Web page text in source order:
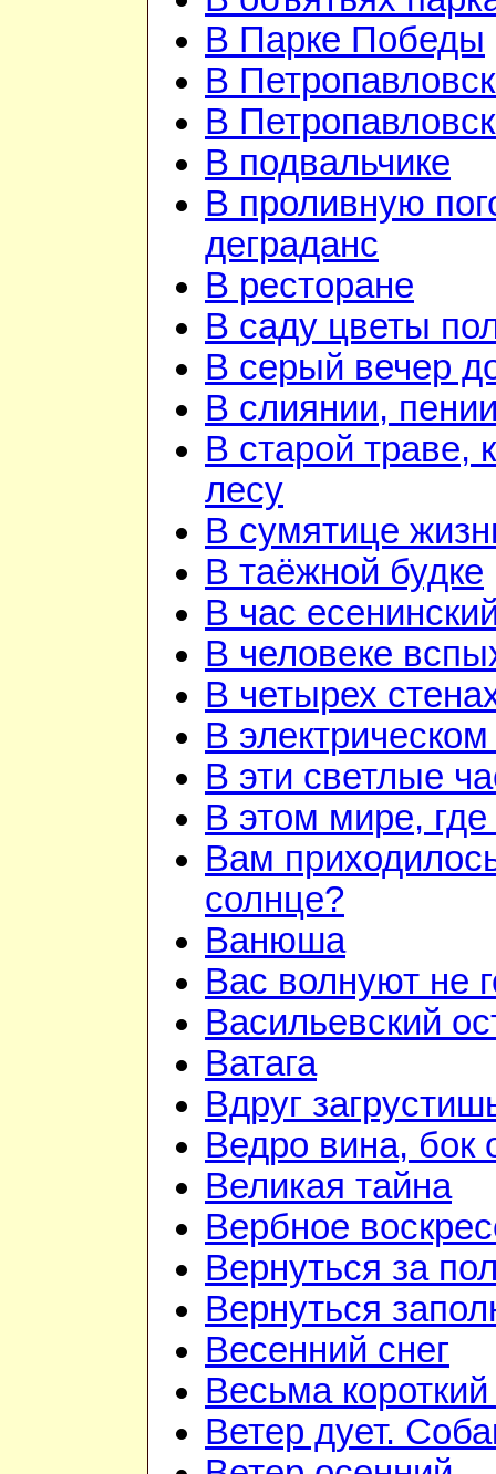
В Парке Победы
В
В
В подвальчике
В проливную
деграданс
В ресторане
В саду цветы
В серый вечер
В слиянии,
В старой траве,
лесу
В сумятице
В таёжной будке
В час
В человеке
В четырех
В
В эти светлые
В этом мире,
Вам
солнце?
Ванюша
Вас волнуют не
Васильевский
Ватага
Вдруг
Ведро вина, бок
Великая тайна
Вербное
Вернуться за
Вернуться
Весенний снег
Весьма
Ветер дует.